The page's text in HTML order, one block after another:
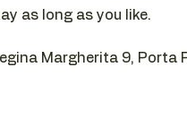
as long as you like.
Margherita 9, Porta